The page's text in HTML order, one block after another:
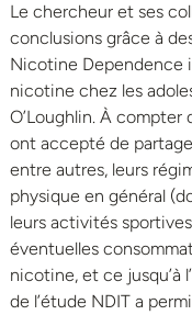
Le chercheur et ses
conclusions grâce à
Nicotine Dependence
nicotine chez les
O’Loughlin. À compter
ont accepté de
entre autres, leurs
physique en général
leurs activités
éventuelles
nicotine, et ce jusqu’à
de l’étude NDIT a